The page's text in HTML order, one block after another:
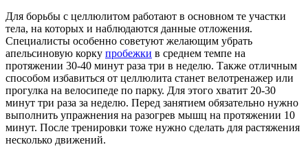
Для борьбы с целлюлитом работают в основном те участки
тела, на которых и наблюдаются данные отложения.
Специалисты особенно советуют желающим убрать
апельсиновую корку пробежки в среднем темпе на
протяжении 30-40 минут раза три в неделю. Также отличным
способом избавиться от целлюлита станет велотренажер или
прогулка на велосипеде по парку. Для этого хватит 20-30
минут три раза за неделю. Перед занятием обязательно нужно
выполнить упражнения на разогрев мышц на протяжении 10
минут. После тренировки тоже нужно сделать для растяжения
несколько движений.